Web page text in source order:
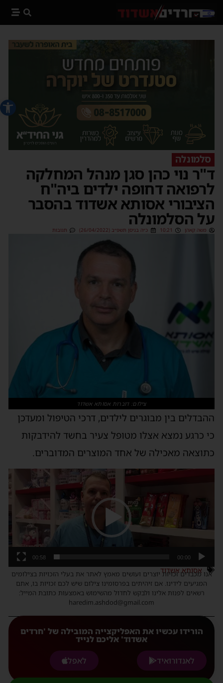
פתח
סלמונלה
ד"ר נוי כהן סגן מנהל המחלקה
לרפואה דחופה ילדים ביה"ח
הציבורי אסותא אשדוד בהסבר
על הסלמונלה
משה קאהן 10:21 כ״ה בניסן תשפ״ב (26/04/2022) תגובות
צילום: דוברות אסותא אשדוד
ההבדלים בין מבוגרים לילדים, דרכי הטיפול ומעדכן
כי כרגע נמצא אצלו מטופל צעיר בחשד להידבקות
כתוצאה מאכילה של אחד המוצרים המדוברים.
00:00
00:58
אסותא אשדוד
אנו מכבדים זכויות יוצרים ועושים מאמץ לאתר את בעלי הזכויות בצילומים
המגיעים לידינו. אם זיהיתים בפרסומינו צילום שיש לכם זכויות בו, אתם
רשאים לפנות אלינו ולבקש לחדול מהשימוש באמצעות כתובת המייל:
haredim.ashdod@gmail.com
הורידו עכשיו את האפליקצייה המובילה של 'חרדים
אשדוד' אליכם לנייד
לאנדורואיד
לאפל